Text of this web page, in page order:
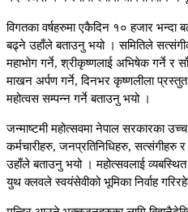
विगतका वर्षहरुमा एकैदिन १० हजार भन्दा
बढ्ने उहाँले बताउनु भयो । समितिले
महाभोग गर्ने, श्रीकृष्णलाई अभिषेक गर्ने र
माखन अर्पण गर्ने, दिनभर कृष्णलीला
महोत्वस सम्पन्न गर्ने बताउनु भयो ।
जन्माष्टमी महोत्सवमा नेपाल सरकारका
कर्मचारीहरु, जनप्रतिनिधिहरु,
उहाँले बताउनु भयो । महोत्सवलाई व्यबस्थित
युथ क्लवले स्वयंसेवीको भूमिका निर्वाह